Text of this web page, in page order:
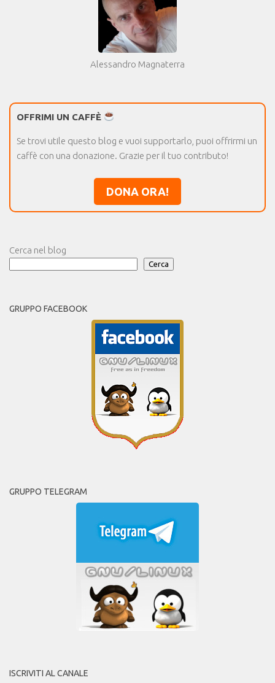
Alessandro Magnaterra
OFFRIMI UN CAFFÈ
Se trovi utile questo blog e vuoi supportarlo, puoi offrirmi un
caffè con una donazione. Grazie per il tuo contributo!
DONA ORA!
Cerca nel blog
Cerca
GRUPPO FACEBOOK
GRUPPO TELEGRAM
ISCRIVITI AL CANALE